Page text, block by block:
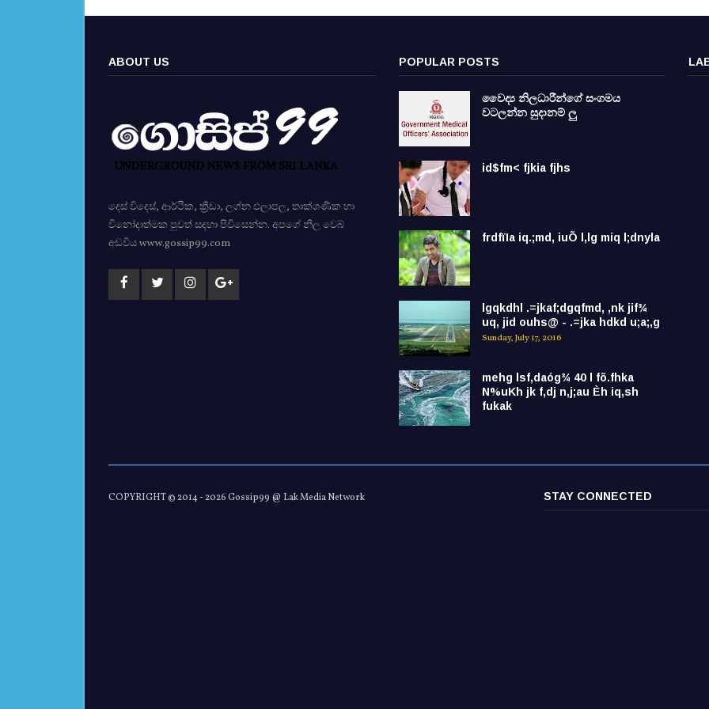
ABOUT US
දෙස් විදෙස්, ආර්ථික, ක්‍රීඩා, ලග්න ඵලාපල, තාක්ශණික හා
විනෝදාත්මක පුවත් සඳහා පිවිසෙන්න. අපගේ නිල වෙබ්
අඩවිය www.gossip99.com
POPULAR POSTS
වෛද්‍ය නිලධාරීන්ගේ සංගමය
වටලන්න සුදානම් ලු
id$fm< fjkia fjhs
frdfïIa iq.;md, iuÕ l,lg miq l;dnyla
lgqkdhl .=jkaf;dgqfmd, ,nk jif¾
uq, jid ouhs@ - .=jka hdkd u;a;,g
Sunday, July 17, 2016
mehg lsf,daóg¾ 40 l fõ.fhka
N%uKh jk f,dj n,j;au Èh iq,sh
fukak
COPYRIGHT © 2014 -2026 Gossip99 @ Lak Media Network STAY CONNECTED